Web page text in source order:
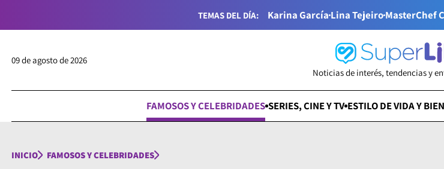
TEMAS DEL DÍA: Karina GarcíaLina TejeiroMasterChef
09 de agosto de 2026
Noticias de interés, tendencias y
FAMOSOS Y CELEBRIDADES SERIES, CINE Y TV ESTILO DE VIDA Y
INICIO FAMOSOS Y CELEBRIDADES